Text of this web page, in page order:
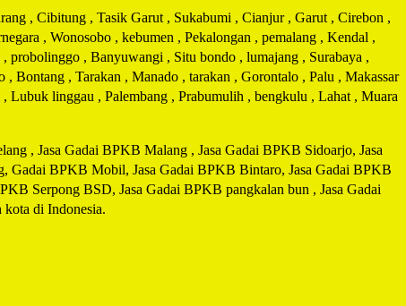
, Cibitung , Tasik Garut , Sukabumi , Cianjur , Garut , Cirebon ,
, Wonosobo , kebumen , Pekalongan , pemalang , Kendal ,
probolinggo , Banyuwangi , Situ bondo , lumajang , Surabaya ,
Bontang , Tarakan , Manado , tarakan , Gorontalo , Palu , Makassar
Lubuk linggau , Palembang , Prabumulih , bengkulu , Lahat , Muara
, Jasa Gadai BPKB Malang , Jasa Gadai BPKB Sidoarjo, Jasa
Gadai BPKB Mobil, Jasa Gadai BPKB Bintaro, Jasa Gadai BPKB
Serpong BSD, Jasa Gadai BPKB pangkalan bun , Jasa Gadai
di Indonesia.